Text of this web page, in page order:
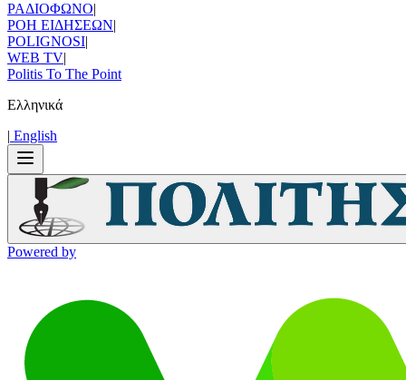
ΡΑΔΙΟΦΩΝΟ|
ΡΟΗ ΕΙΔΗΣΕΩΝ|
POLIGNOSI|
WEB TV|
Politis To The Point
Ελληνικά
| Εnglish
Powered by